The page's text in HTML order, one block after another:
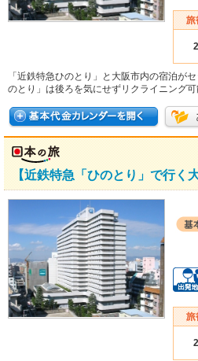
「近鉄特急ひのとり」と大阪市内の宿泊が
のとり」は後ろを気にせずリクライニング
【近鉄特急「ひのとり」で行